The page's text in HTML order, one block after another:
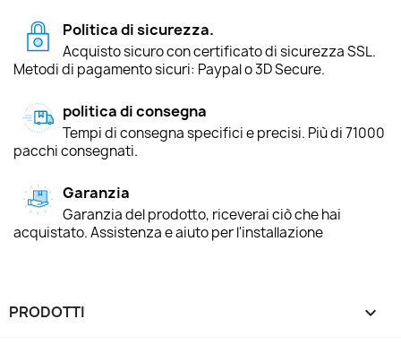
Politica di sicurezza.
Acquisto sicuro con certificato di sicurezza SSL.
Metodi di pagamento sicuri: Paypal o 3D Secure.
politica di consegna
Tempi di consegna specifici e precisi. Più di 71000
pacchi consegnati.
Garanzia
Garanzia del prodotto, riceverai ciò che hai
acquistato. Assistenza e aiuto per l'installazione
PRODOTTI 